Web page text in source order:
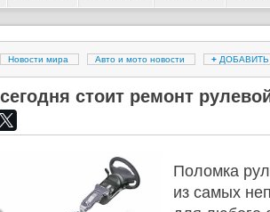
Новости мира Авто и мото новости +
стоит ремонт
Поломка
из самых